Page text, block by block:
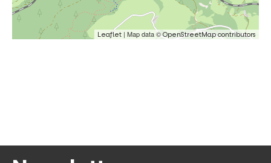
Leaflet | Map data ©OpenStreetMap contributors